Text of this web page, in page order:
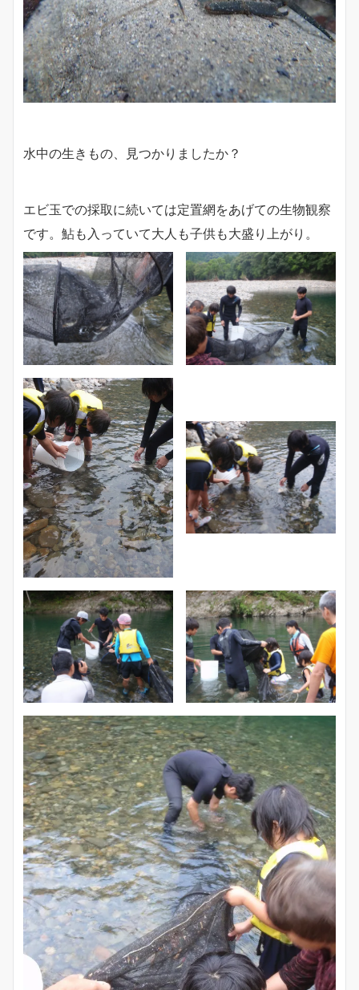
水中の生きもの、見つかりましたか？
エビ玉での採取に続いては定置網をあげての生物観察
です。鮎も入っていて大人も子供も大盛り上がり。